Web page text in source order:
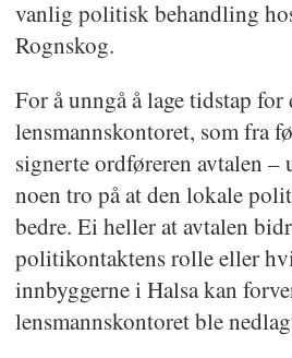
vanlig politisk behandling
Rognskog.
For å unngå å lage tidstap
lensmannskontoret, som fra
signerte ordføreren avtalen –
noen tro på at den lokale
bedre. Ei heller at avtalen
politikontaktens rolle eller
innbyggerne i Halsa kan
lensmannskontoret ble